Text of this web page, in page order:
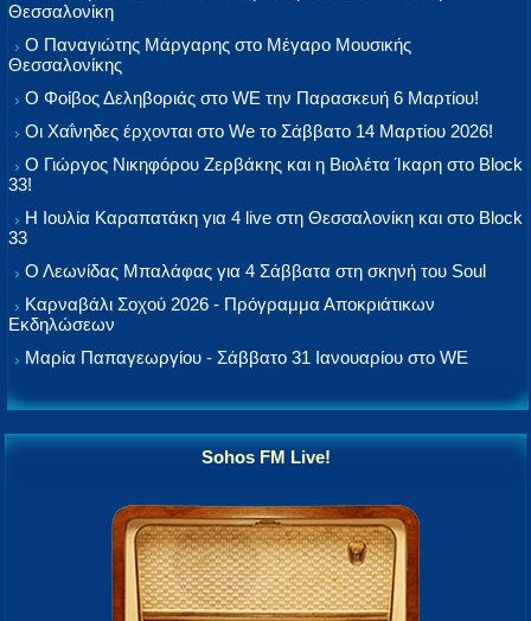
Θεσσαλονίκη
Ο Παναγιώτης Μάργαρης στο Μέγαρο Μουσικής
Θεσσαλονίκης
Ο Φοίβος Δεληβοριάς στο WE την Παρασκευή 6 Μαρτίου!
Οι Χαΐνηδες έρχονται στο We το Σάββατο 14 Μαρτίου 2026!
Ο Γιώργος Νικηφόρου Ζερβάκης και η Βιολέτα Ίκαρη στο Block
33!
Η Ιουλία Καραπατάκη για 4 live στη Θεσσαλονίκη και στο Block
33
Ο Λεωνίδας Μπαλάφας για 4 Σάββατα στη σκηνή του Soul
Καρναβάλι Σοχού 2026 - Πρόγραμμα Αποκριάτικων
Εκδηλώσεων
Μαρία Παπαγεωργίου - Σάββατο 31 Ιανουαρίου στο WE
Sohos FM Live!